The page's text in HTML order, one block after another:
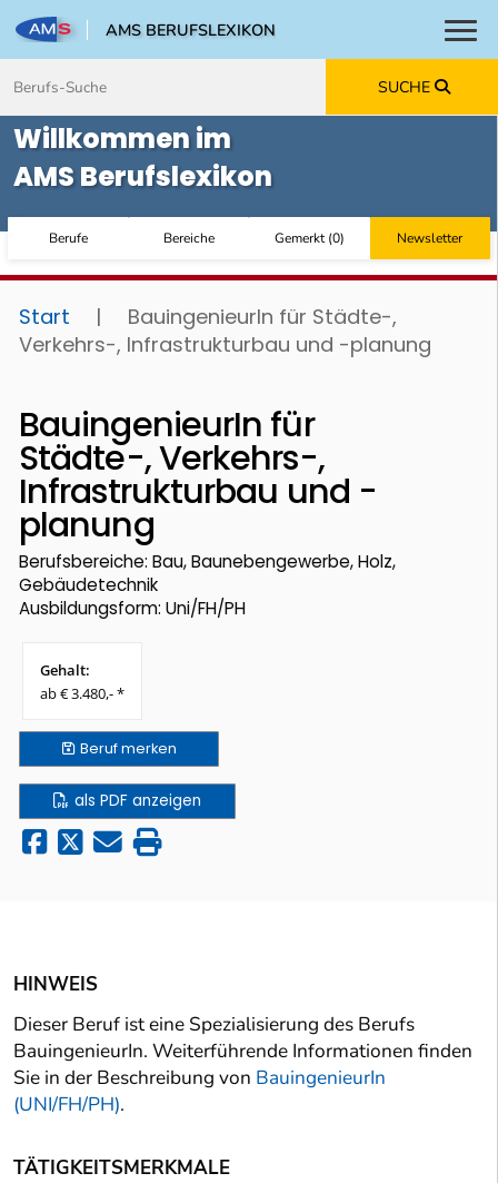
AMS BERUFSLEXIKON
SUCHE
Willkommen im
AMS Berufslexikon
Berufe Bereiche Gemerkt(0) Newsletter
Start |
BauingenieurIn für Städte-,
Verkehrs-, Infrastrukturbau und -planung
BauingenieurIn für
Städte-, Verkehrs-,
Infrastrukturbau und -
planung
Berufsbereiche: Bau, Baunebengewerbe, Holz,
Gebäudetechnik
Ausbildungsform: Uni/FH/PH
Gehalt:
ab € 3.480,- *
Berufmerken
als PDF anzeigen
HINWEIS
Dieser Beruf ist eine Spezialisierung des Berufs
BauingenieurIn. Weiterführende Informationen finden
Sie in der Beschreibung von BauingenieurIn
(UNI/FH/PH).
TÄTIGKEITSMERKMALE